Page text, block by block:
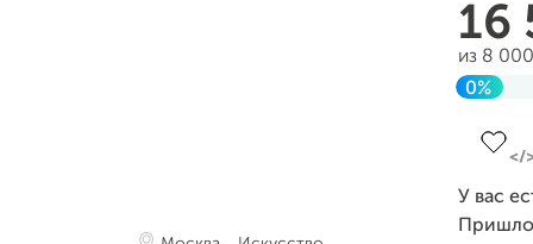
16
из 8
0%
У вас